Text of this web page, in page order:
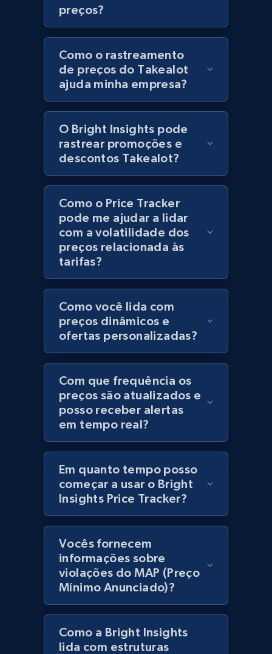
URL, Product id, Title, Product description,
Rating, Reviews count, Initial price, Discount,
and more.
1.3K+ 175+ Comece agora
Zara - Products
Category id, Product id, Product name, Price,
Currency, Colour code, Colour, Description, and
more.
Comece agora
Category id, Product id, Product name, Price,
Currency, Colour code, Colour, Description, and
1.2K+ 208+ Comece agora
Best Buy products
URL, Product id, Title, Images, Final price,
Currency, Discount, Initial price, and more.
1.1K+ 149+ Comece agora
products using specified keywords
URL, Product id, Title, Images, Final price,
Currency, Discount, Initial price, and more.
1.1K+ 149+ Comece agora
preços?
Como o rastreamento
de preços do Takealot
ajuda minha empresa?
O Bright Insights pode
rastrear promoções e
descontos Takealot?
Como o Price Tracker
pode me ajudar a lidar
com a volatilidade dos
preços relacionada às
tarifas?
Como você lida com
preços dinâmicos e
ofertas personalizadas?
Com que frequência os
preços são atualizados e
posso receber alertas
em tempo real?
Em quanto tempo posso
começar a usar o Bright
Insights Price Tracker?
Vocês fornecem
informações sobre
violações do MAP (Preço
Mínimo Anunciado)?
Como a Bright Insights
lida com estruturas